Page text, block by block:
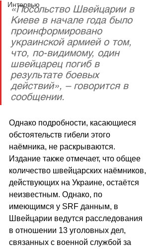
Интервью
«Посольство Швейцарии в
Киеве в начале года было
проинформировано
украинской армией о том,
что, по-видимому, один
швейцарец погиб в
результате боевых
действий», – говорится в
сообщении.
Однако подробности, касающиеся
обстоятельств гибели этого
наёмника, не раскрываются.
Издание также отмечает, что общее
количество швейцарских наёмников,
действующих на Украине, остаётся
неизвестным. Однако, по
имеющимся у SRF данным, в
Швейцарии ведутся расследования
в отношении 13 уголовных дел,
связанных с военной службой за